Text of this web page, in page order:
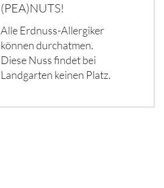
(PEA)NUTS!
Alle Erdnuss-Allergiker
können durchatmen.
Diese Nuss findet bei
Landgarten keinen Platz.